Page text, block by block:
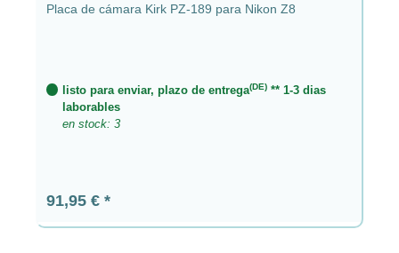
Placa de cámara Kirk PZ-189 para Nikon Z8
listo para enviar, plazo de entrega(DE)** 1-3 dias
laborables
en stock: 3
Precio normal:
91,95 €